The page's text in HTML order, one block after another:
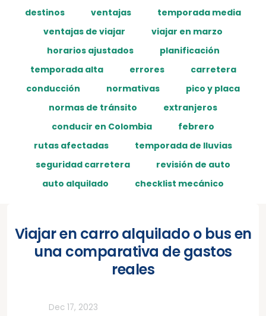
destinos
ventajas
temporada media
ventajas de viajar
viajar en marzo
horarios ajustados
planificación
temporada alta
errores
carretera
conducción
normativas
pico y placa
normas de tránsito
extranjeros
conducir en Colombia
febrero
rutas afectadas
temporada de lluvias
seguridad carretera
revisión de auto
auto alquilado
checklist mecánico
Viajar en carro alquilado o bus en
una comparativa de gastos
reales
Dec 17, 2023